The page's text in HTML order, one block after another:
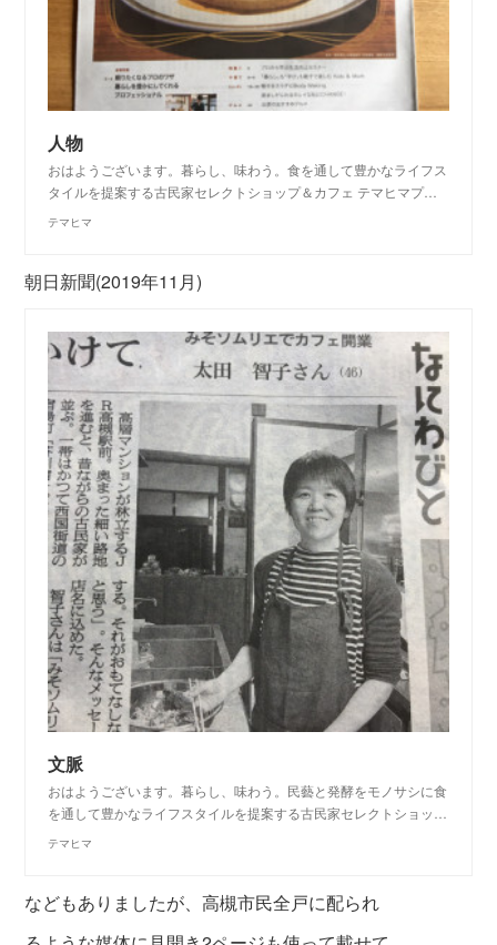
人物
おはようございます。暮らし、味わう。食を通して豊かなライフス
タイルを提案する古民家セレクトショップ＆カフェ テマヒマプ…
テマヒマ
朝日新聞(2019年11月)
文脈
おはようございます。暮らし、味わう。民藝と発酵をモノサシに食
を通して豊かなライフスタイルを提案する古民家セレクトショッ…
テマヒマ
などもありましたが、高槻市民全戸に配られ